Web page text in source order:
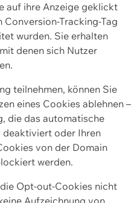
auf ihre Anzeige geklickt
Conversion-Tracking-Tag
wurden. Sie erhalten
denen sich Nutzer
teilnehmen, können Sie
eines Cookies ablehnen –
die das automatische
deaktiviert oder Ihren
von der Domain
werden.
Opt-out-Cookies nicht